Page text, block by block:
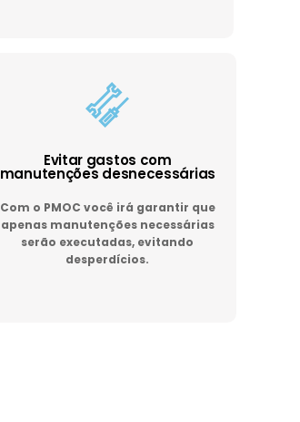
Evitar gastos com
manutenções desnecessárias
Com o PMOC você irá garantir que
apenas manutenções necessárias
serão executadas, evitando
desperdícios.